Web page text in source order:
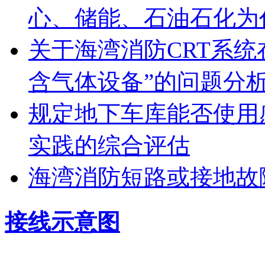
心、储能、石油石化
关于海湾消防CRT系
含气体设备”的问题分
规定地下车库能否使
实践的综合评估
海湾消防短路或接地
接线示意图